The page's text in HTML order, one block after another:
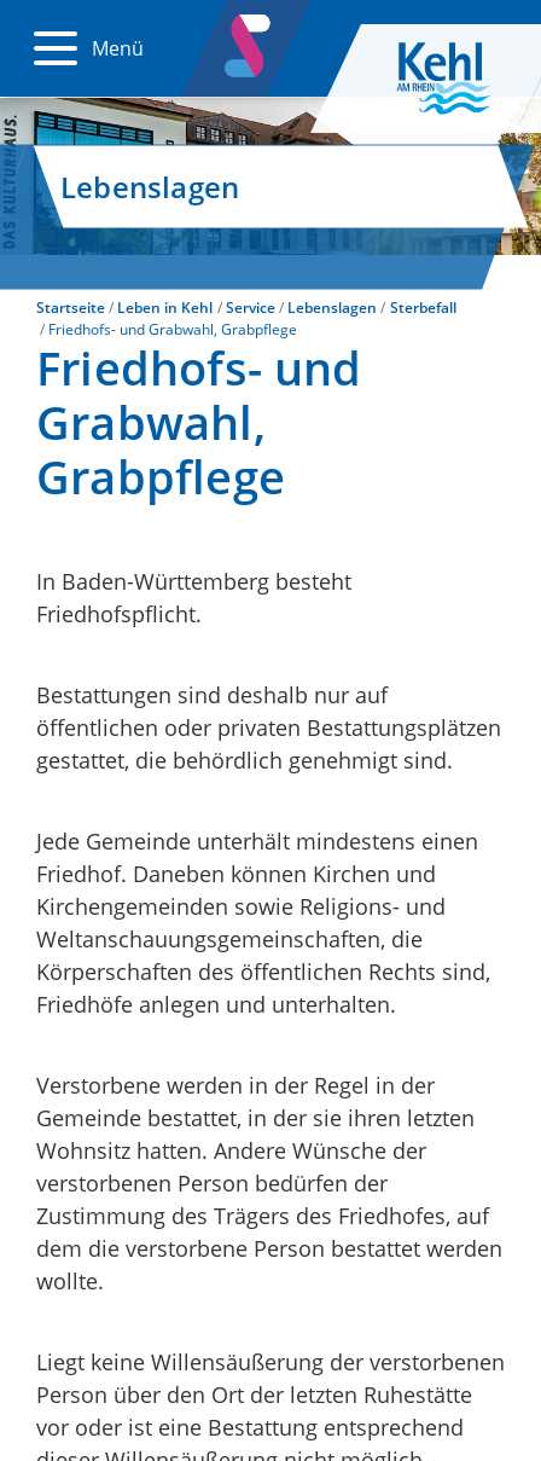
Menü
Lebenslagen
Startseite Leben in Kehl Service Lebenslagen
Sterbefall
Friedhofs- und Grabwahl, Grabpflege
Friedhofs- und
Grabwahl,
Grabpflege
In Baden-Württemberg besteht
Friedhofspflicht.
Bestattungen sind deshalb nur auf
öffentlichen oder privaten Bestattungsplätzen
gestattet, die behördlich genehmigt sind.
Jede Gemeinde unterhält mindestens einen
Friedhof. Daneben können Kirchen und
Kirchengemeinden sowie Religions- und
Weltanschauungsgemeinschaften, die
Körperschaften des öffentlichen Rechts sind,
Friedhöfe anlegen und unterhalten.
Verstorbene werden in der Regel in der
Gemeinde bestattet, in der sie ihren letzten
Wohnsitz hatten. Andere Wünsche der
verstorbenen Person bedürfen der
Zustimmung des Trägers des Friedhofes, auf
dem die verstorbene Person bestattet werden
wollte.
Liegt keine Willensäußerung der verstorbenen
Person über den Ort der letzten Ruhestätte
vor oder ist eine Bestattung entsprechend